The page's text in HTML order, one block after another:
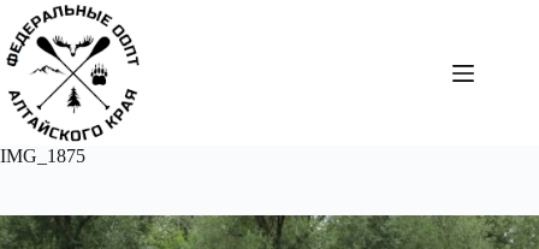
Перейти
сути
IMG_1875